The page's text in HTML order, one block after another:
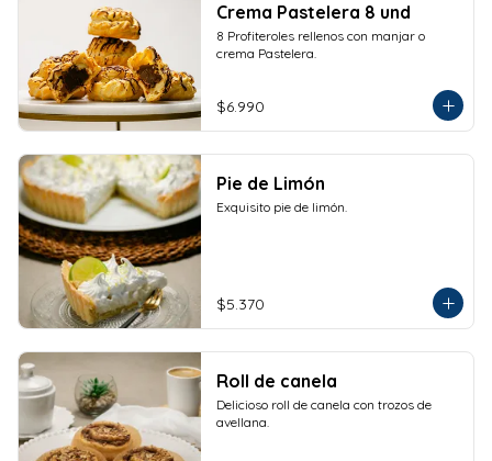
Crema Pastelera 8 und
8 Profiteroles rellenos con manjar o
crema Pastelera.
$6.990
Pie de Limón
Exquisito pie de limón.
$5.370
Roll de canela
Delicioso roll de canela con trozos de
avellana.